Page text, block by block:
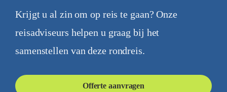
Krijgt u al zin om op reis te gaan? Onze
reisadviseurs helpen u graag bij het
samenstellen van deze rondreis.
Offerte aanvragen